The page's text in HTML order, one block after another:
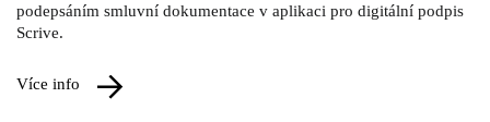
podepsáním smluvní dokumentace v aplikaci pro digitální podpis
Scrive.
více info